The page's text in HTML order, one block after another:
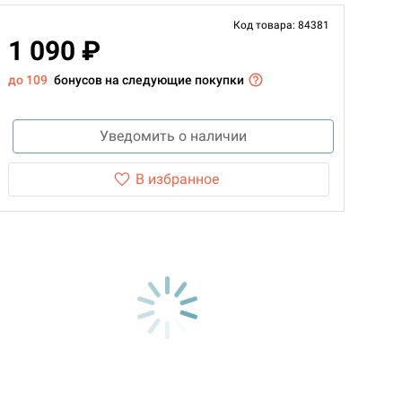
Код товара: 84381
1 090 ₽
до 109 бонусов на следующие покупки
Уведомить о наличии
В избранное